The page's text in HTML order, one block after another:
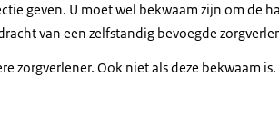
geven. U moet wel bekwaam zijn om de
van een zelfstandig bevoegde
zorgverlener. Ook niet als deze bekwaam is.